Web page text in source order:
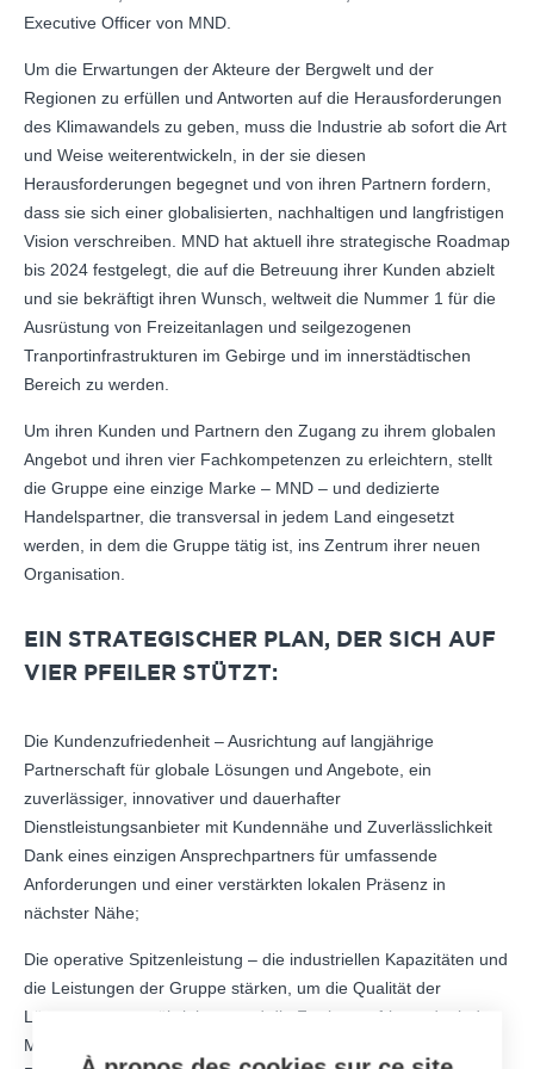
Executive Officer von MND.
Um die Erwartungen der Akteure der Bergwelt und der
Regionen zu erfüllen und Antworten auf die Herausforderungen
des Klimawandels zu geben, muss die Industrie ab sofort die Art
und Weise weiterentwickeln, in der sie diesen
Herausforderungen begegnet und von ihren Partnern fordern,
dass sie sich einer globalisierten, nachhaltigen und langfristigen
Vision verschreiben. MND hat aktuell ihre strategische Roadmap
bis 2024 festgelegt, die auf die Betreuung ihrer Kunden abzielt
und sie bekräftigt ihren Wunsch, weltweit die Nummer 1 für die
Ausrüstung von Freizeitanlagen und seilgezogenen
Tranportinfrastrukturen im Gebirge und im innerstädtischen
Bereich zu werden.
Um ihren Kunden und Partnern den Zugang zu ihrem globalen
Angebot und ihren vier Fachkompetenzen zu erleichtern, stellt
die Gruppe eine einzige Marke – MND – und dedizierte
Handelspartner, die transversal in jedem Land eingesetzt
werden, in dem die Gruppe tätig ist, ins Zentrum ihrer neuen
Organisation.
EIN STRATEGISCHER PLAN, DER SICH AUF
VIER PFEILER STÜTZT:
Die Kundenzufriedenheit – Ausrichtung auf langjährige
Partnerschaft für globale Lösungen und Angebote, ein
zuverlässiger, innovativer und dauerhafter
Dienstleistungsanbieter mit Kundennähe und Zuverlässlichkeit
Dank eines einzigen Ansprechpartners für umfassende
Anforderungen und einer verstärkten lokalen Präsenz in
nächster Nähe;
Die operative Spitzenleistung – die industriellen Kapazitäten und
die Leistungen der Gruppe stärken, um die Qualität der
Lösungen zu gewährleisten und die Fertigungsfristen dank des
Made in France-Know-hows und einem neu ausgerichteten